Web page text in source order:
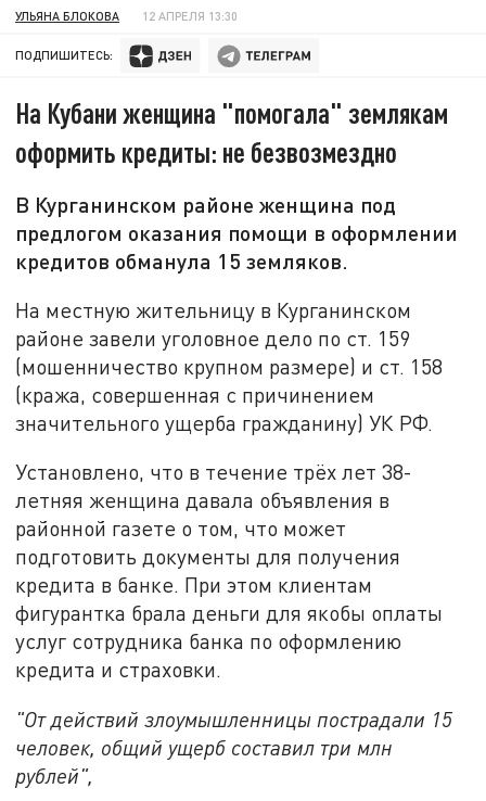
УЛЬЯНА БЛОКОВА 12 АПРЕЛЯ 13:30
ПОДПИШИТЕСЬ:
На Кубани женщина "помогала" землякам
оформить кредиты: не безвозмездно
В Курганинском районе женщина под
предлогом оказания помощи в оформлении
кредитов обманула 15 земляков.
На местную жительницу в Курганинском
районе завели уголовное дело по ст. 159
(мошенничество крупном размере) и ст. 158
(кража, совершенная с причинением
значительного ущерба гражданину) УК РФ.
Установлено, что в течение трёх лет 38-
летняя женщина давала объявления в
районной газете о том, что может
подготовить документы для получения
кредита в банке. При этом клиентам
фигурантка брала деньги для якобы оплаты
услуг сотрудника банка по оформлению
кредита и страховки.
"От действий злоумышленницы пострадали 15
человек, общий ущерб составил три млн
рублей",